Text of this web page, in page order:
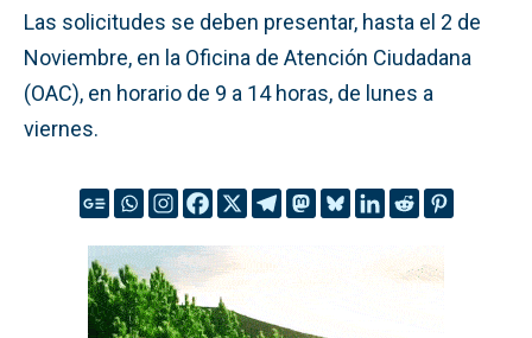
Las solicitudes se deben presentar, hasta el 2 de
Noviembre, en la Oficina de Atención Ciudadana
(OAC), en horario de 9 a 14 horas, de lunes a
viernes.